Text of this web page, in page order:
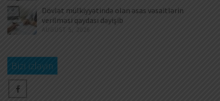
Dövlət mülkiyyətində olan əsas vəsaitlərin
verilməsi qaydası dəyişib
AUGUST 5, 2026
Bizi izləyin